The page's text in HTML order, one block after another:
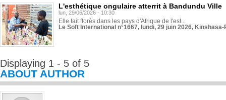
L'esthétique ongulaire atterrit à Bandundu Ville
lun, 29/06/2026 - 10:30
Elle fait florès dans les pays d'Afrique de l'est...
Le Soft International n°1667, lundi, 29 juin 2026,
Displaying 1 - 5 of 5
ABOUT AUTHOR